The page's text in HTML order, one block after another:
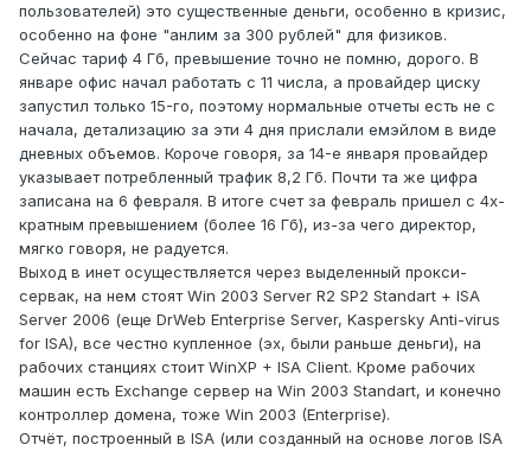
пользователей) это существенные деньги, особенно в кризис,
особенно на фоне "анлим за 300 рублей" для физиков.
Сейчас тариф 4 Гб, превышение точно не помню, дорого. В
январе офис начал работать с 11 числа, а провайдер циску
запустил только 15-го, поэтому нормальные отчеты есть не с
начала, детализацию за эти 4 дня прислали емэйлом в виде
дневных объемов. Короче говоря, за 14-е января провайдер
указывает потребленный трафик 8,2 Гб. Почти та же цифра
записана на 6 февраля. В итоге счет за февраль пришел с 4х-
кратным превышением (более 16 Гб), из-за чего директор,
мягко говоря, не радуется.
Выход в инет осуществляется через выделенный прокси-
сервак, на нем стоят Win 2003 Server R2 SP2 Standart + ISA
Server 2006 (еще DrWeb Enterprise Server, Kaspersky Anti-virus
for ISA), все честно купленное (эх, были раньше деньги), на
рабочих станциях стоит WinXP + ISA Client. Кроме рабочих
машин есть Exchange сервер на Win 2003 Standart, и конечно
контроллер домена, тоже Win 2003 (Enterprise).
Отчёт, построенный в ISA (или созданный на основе логов ISA